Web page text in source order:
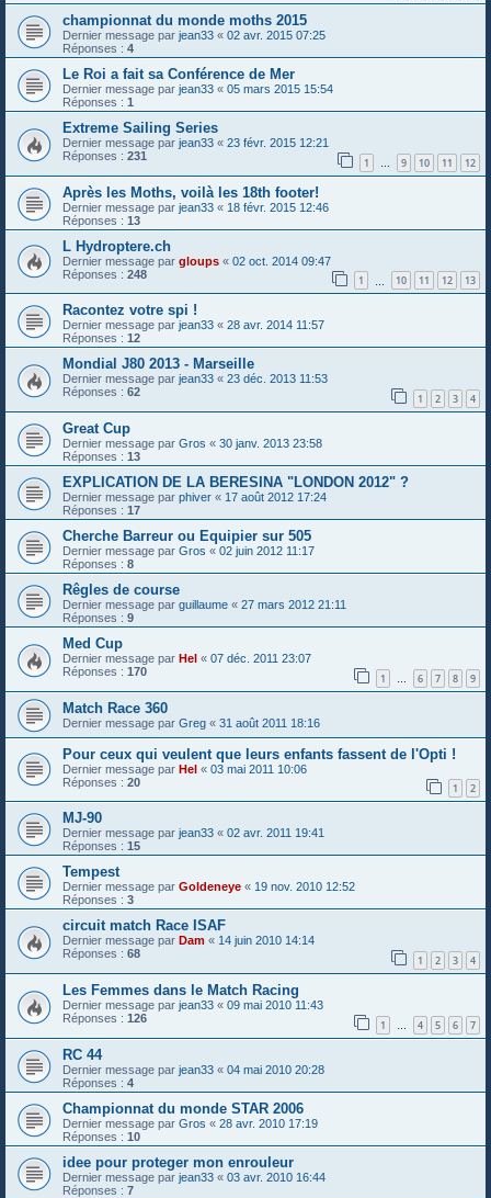
championnat du monde moths 2015
Dernier message par jean33 « 02 avr. 2015 07:25
Réponses : 4
Le Roi a fait sa Conférence de Mer
Dernier message par jean33 « 05 mars 2015 15:54
Réponses : 1
Extreme Sailing Series
Dernier message par jean33 « 23 févr. 2015 12:21
Réponses : 231 1 … 9 10 11 12
Après les Moths, voilà les 18th footer!
Dernier message par jean33 « 18 févr. 2015 12:46
Réponses : 13
L Hydroptere.ch
Dernier message par gloups « 02 oct. 2014 09:47
Réponses : 248 1 10 11 12 13
Racontez votre spi !
Dernier message par jean33 « 28 avr. 2014 11:57
Réponses : 12
Mondial J80 2013 - Marseille
Dernier message par jean33 « 23 déc. 2013 11:53
Réponses : 62 1 2 3 4
Great Cup
Dernier message par Gros « 30 janv. 2013 23:58
Réponses : 13
EXPLICATION DE LA BERESINA "LONDON 2012" ?
Dernier message par phiver « 17 août 2012 17:24
Réponses : 17
Cherche Barreur ou Equipier sur 505
Dernier message par Gros « 02 juin 2012 11:17
Réponses : 8
Rêgles de course
Dernier message par guillaume « 27 mars 2012 21:11
Réponses : 9
Med Cup
Dernier message par Hel « 07 déc. 2011 23:07
Réponses : 170 1 … 6 7 8 9
Match Race 360
Dernier message par Greg « 31 août 2011 18:16
Pour ceux qui veulent que leurs enfants fassent de l'Opti !
Dernier message par Hel « 03 mai 2011 10:06
Réponses : 20 1 2
MJ-90
Dernier message par jean33 « 02 avr. 2011 19:41
Réponses : 15
Tempest
Dernier message par Goldeneye « 19 nov. 2010 12:52
Réponses : 3
circuit match Race ISAF
Dernier message par Dam « 14 juin 2010 14:14
Réponses : 68 1 2 3 4
Les Femmes dans le Match Racing
Dernier message par jean33 « 09 mai 2010 11:43
Réponses : 126 1 … 4 5 6 7
RC 44
Dernier message par jean33 « 04 mai 2010 20:28
Réponses : 4
Championnat du monde STAR 2006
Dernier message par Gros « 28 avr. 2010 17:19
Réponses : 10
idee pour proteger mon enrouleur
Dernier message par jean33 « 03 avr. 2010 16:44
Réponses : 7